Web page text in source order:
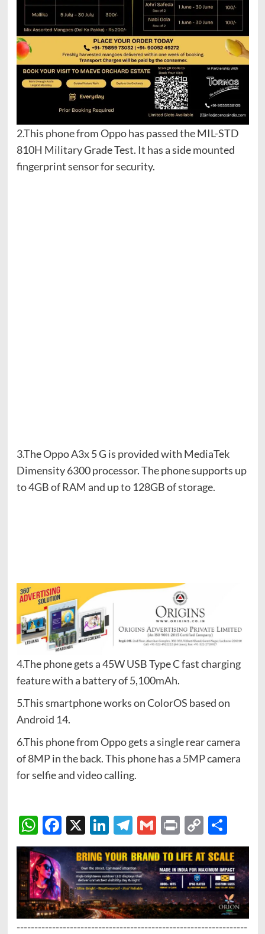
2.This phone from Oppo has passed the MIL-STD
810H Military Grade Test. It has a side mounted
fingerprint sensor for security.
3.The Oppo A3x 5 G is provided with MediaTek
Dimensity 6300 processor. The phone supports up
to 4GB of RAM and up to 128GB of storage.
4.The phone gets a 45W USB Type C fast charging
feature with a battery of 5,100mAh.
5.This smartphone works on ColorOS based on
Android 14.
6.This phone from Oppo gets a single rear camera
of 8MP in the back. This phone has a 5MP camera
for selfie and video calling.
WhatsApp
Facebook
X LinkedIn
Telegram
Gmail
Print
Copy
Link
-----------------------------------------------------------------